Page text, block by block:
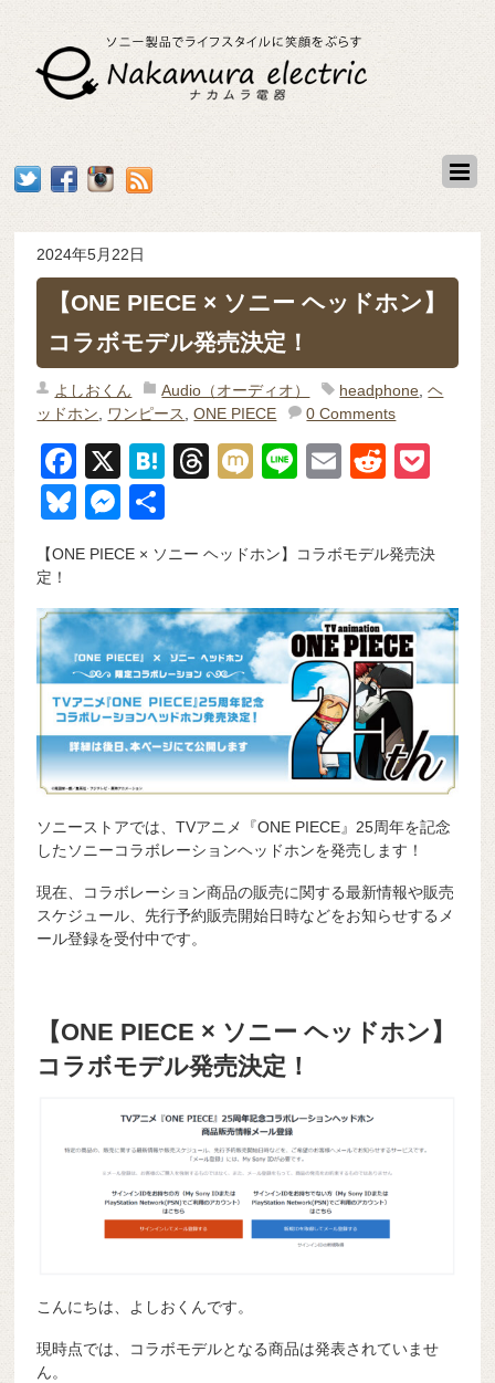
2024年5月22日
【ONE PIECE × ソニー ヘッドホン】
コラボモデル発売決定！
よしおくん Audio（オーディオ） headphone ,ヘ
ッドホン
ワンピース ,ONE PIECE 0 Comments
F
a
c
e
b
o
o
k
X
H
n
a
T
a
d
s
M
Li
E
R
di
t
et
Bl
e
sk
y
M
ss
e
n
g
er
【ONE PIECE × ソニー ヘッドホン】コラボモデル発売決
定！
ソニーストアでは、TVアニメ『ONE PIECE』25周年を記念
したソニーコラボレーションヘッドホンを発売します！
現在、コラボレーション商品の販売に関する最新情報や販売
スケジュール、先行予約販売開始日時などをお知らせするメ
ール登録を受付中です。
【ONE PIECE × ソニー ヘッドホン】
コラボモデル発売決定！
こんにちは、よしおくんです。
現時点では、コラボモデルとなる商品は発表されていませ
ん。